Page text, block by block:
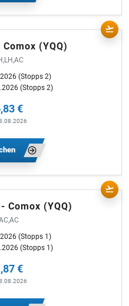
(YQQ)
(Stopps 2)
(Stopps 2)
€
Comox (YQQ)
(Stopps 1)
(Stopps 1)
€